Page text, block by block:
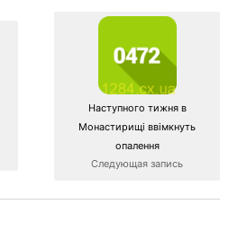
Наступного тижня в
Монастирищі ввімкнуть
опалення
Следующая запись